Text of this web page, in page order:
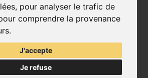
pour analyser le trafic de
comprendre la provenance
J'accepte
Je refuse